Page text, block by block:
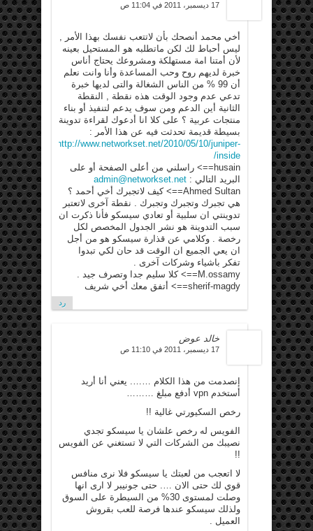
17 ديسمبر، 2011 في 11:04 ص
أخي محمد أنصحك بأن لاتتعب نفسك بهذا الأمر ,
ليس أحباط لك لكن ماتطلبه هو المستحيل بعينه
لأن أمتنا امة مستهلكة ومشروعك يحتاج أناس
خبرة لديهم روح وحب المساعدة وأنا وانت نعلم
أن 99 % من الناس الشغالة والتى لديها خبرة
تدعي عدم وجود الوقت هذه نقطة , النقطة
الثانية أين الدعم ومن سوف يدعم لتنفيذ أو بناء
منتجات عربية ؟ على كلا انا أدعوك لقراءة تدوينة
بسيطة قديمة تحدثت فيه عن هذا الأمر :
http://www.networkset.net/2010/05/10/juniper-
inside/
husain==> راسلني من أعلى الصفحة أو على
البريد التالي : admin@networkset.net
Ahmed Sultan==> كيف لاتجبرك أخي أحمد ؟
هي تجبرك وتجبرك وتجبرك . نقطة آخرى لاتعتبر
تدوينتي ان سلبية أو تعادي سيسكو فأنا ذكرت ان
سبب التدوينة هو نشر الجدول المخصص لكل
رخصة . وكلامي عن قذارة سيسكو هو من أجل
ان يعي الجميع ان الوقت قد حان لكي تبدوا
تفكر باشياء وشركات آخرى .
M.ossamy==> كلا سليم جدا وتصرف جيد .
sherif-magdy==> أتفق معك أخي شريف
رد
خالد عوض
17 ديسمبر، 2011 في 11:10 ص
إنصدمت من هذا الكلام ……. يعني أنا أريد
أستخدم vpn أدفع مبلغ ………
رخص السكيورتي غالية !!
الفويس له رخص علشان يا سيسكو تجدي
نصيبك من الشركات التي لا تستغني عن الفويس
!!
لا اتعجب من لعبتك يا سيسكو فلا نرى منافس
قوي لك حتى الان …. حتى جونيبر لا ارى انها
وصلت لمستوى 30% من السيطرة على السوق
ولذلك سيسكو عندها فرصة للعب بقروش
العميل .